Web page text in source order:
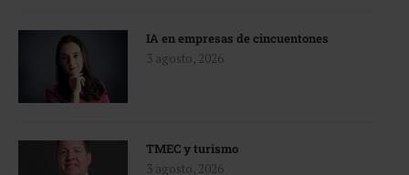
IA en empresas de cincuentones
3 agosto, 2026
TMEC y turismo
3 agosto, 2026